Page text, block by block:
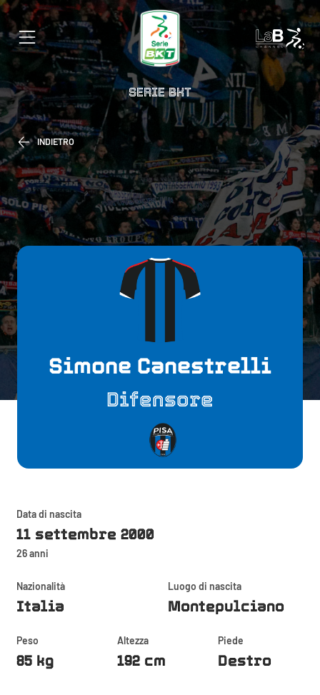
SERIE BKT
INDIETRO
Simone Canestrelli
Difensore
Data di nascita
11 settembre 2000
26 anni
Nazionalità
Italia
Luogo di nascita
Montepulciano
Peso
85 kg
Altezza
192 cm
Piede
Destro